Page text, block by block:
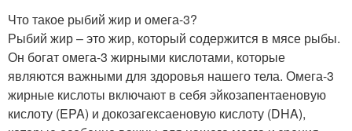
Что такое рыбий жир и омега-3?
Рыбий жир – это жир, который содержится в мясе рыбы.
Он богат омега-3 жирными кислотами, которые
являются важными для здоровья нашего тела. Омега-3
жирные кислоты включают в себя эйкозапентаеновую
кислоту (EPA) и докозагексаеновую кислоту (DHA),